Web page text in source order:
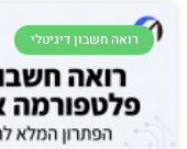
רואה חשבון דיגיטלי